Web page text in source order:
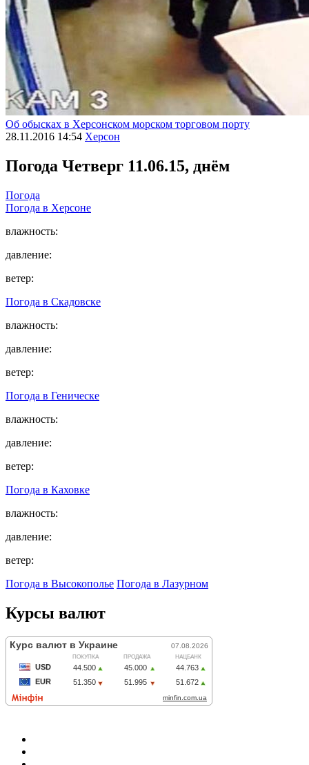
Об обысках в Херсонском морском торговом порту
28.11.2016 14:54 Херсон
Погода Четверг 11.06.15, днём
Погода
Погода в Херсоне
влажность:
давление:
ветер:
Погода в Скадовске
влажность:
давление:
ветер:
Погода в Геническе
влажность:
давление:
ветер:
Погода в Каховке
влажность:
давление:
ветер:
Погода в Высокополье Погода в Лазурном
Курсы валют